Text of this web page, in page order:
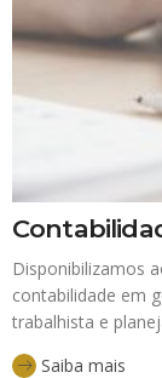
Disponibilizamos
contabilidade em
trabalhista e
Saiba mais